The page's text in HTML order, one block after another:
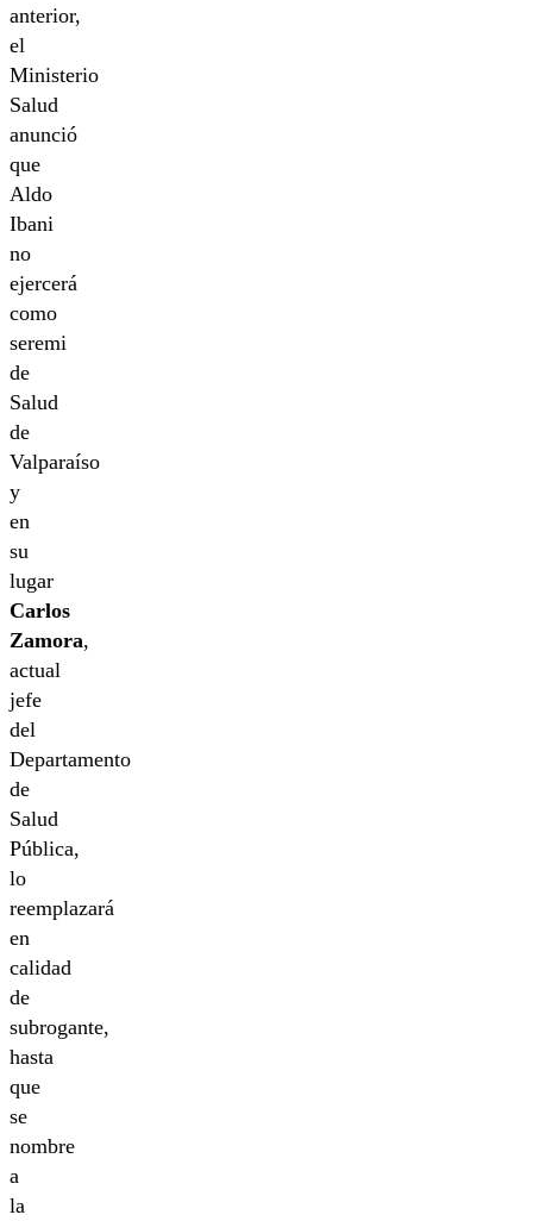
anterior,
el
Ministerio
Salud
anunció
que
Aldo
Ibani
no
ejercerá
como
seremi
de
Salud
de
Valparaíso
y
en
su
lugar
Carlos
Zamora,
actual
jefe
del
Departamento
de
Salud
Pública,
lo
reemplazará
en
calidad
de
subrogante,
hasta
que
se
nombre
a
la